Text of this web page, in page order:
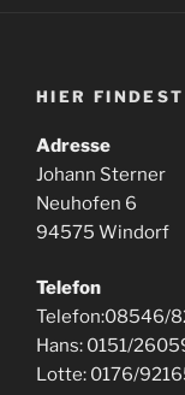
HIER FINDEST
Adresse
Johann Sterner
Neuhofen 6
94575 Windorf
Telefon
Telefon:08546/
Hans: 0151/
Lotte: 0176/